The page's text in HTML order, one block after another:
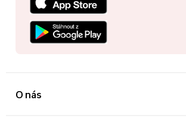
O nás